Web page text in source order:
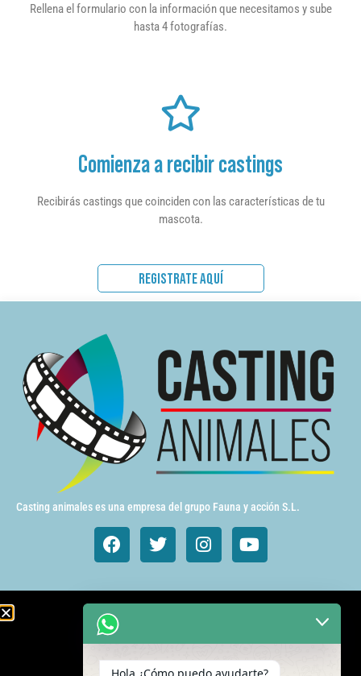
Rellena el formulario con la información que necesitamos y sube
hasta 4 fotografías.
Comienza a recibir castings
Recibirás castings que coinciden con las características de tu
mascota.
REGISTRATE AQUÍ
Casting animales es una empresa del grupo Fauna y acción S.L.
Animales de cine y TV